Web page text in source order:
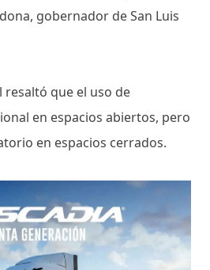
gobernador de San Luis
que el uso de
en espacios abiertos, pero
en espacios cerrados.